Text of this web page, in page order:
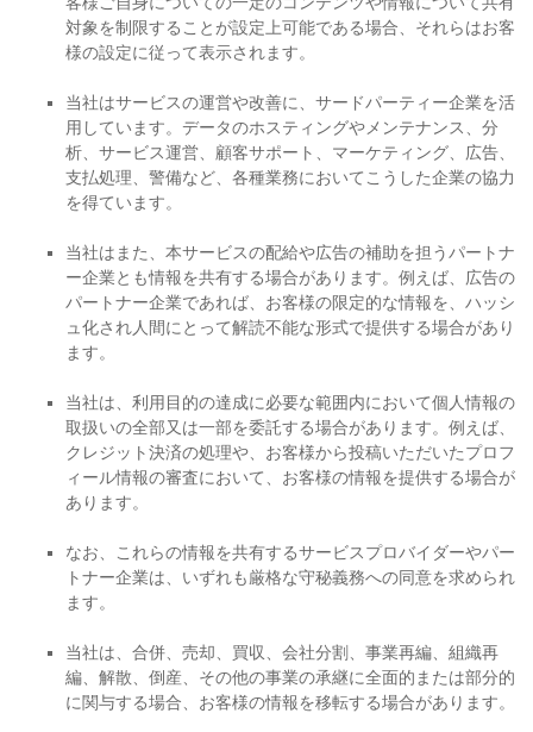
対象を制限することが設定上可能である場合、それらはお客
様の設定に従って表示されます。
当社はサービスの運営や改善に、サードパーティー企業を活
用しています。データのホスティングやメンテナンス、分
析、サービス運営、顧客サポート、マーケティング、広告、
支払処理、警備など、各種業務においてこうした企業の協力
を得ています。
当社はまた、本サービスの配給や広告の補助を担うパートナ
ー企業とも情報を共有する場合があります。例えば、広告の
パートナー企業であれば、お客様の限定的な情報を、ハッシ
ュ化され人間にとって解読不能な形式で提供する場合があり
ます。
当社は、利⽤目的の達成に必要な範囲内において個人情報の
取扱いの全部又は一部を委託する場合があります。例えば、
クレジット決済の処理や、お客様から投稿いただいたプロフ
ィール情報の審査において、お客様の情報を提供する場合が
あります。
なお、これらの情報を共有するサービスプロバイダーやパー
トナー企業は、いずれも厳格な守秘義務への同意を求められ
ます。
当社は、合併、売却、買収、会社分割、事業再編、組織再
編、解散、倒産、その他の事業の承継に全面的または部分的
に関与する場合、お客様の情報を移転する場合があります。